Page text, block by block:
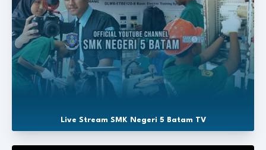
Live Stream SMK Negeri 5 Batam TV